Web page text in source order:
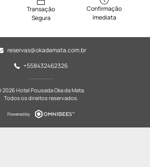
Transação
Segura
Confirmação
Imediata
reservas@okadamata.com.br
+558432462326
2026 Hotel Pousada Oka da Mata.
Todos os direitos reservados.
Powered by